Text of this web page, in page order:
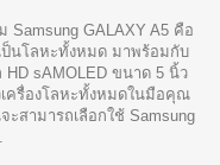
GALAXY A5 คือ
ป็นโลหะทั้งหมด มาพร้อมกับ
sAMOLED ขนาด 5 นิ้ว
ครื่องโลหะทั้งหมดในมือคุณ
สามารถเลือกใช้ Samsung